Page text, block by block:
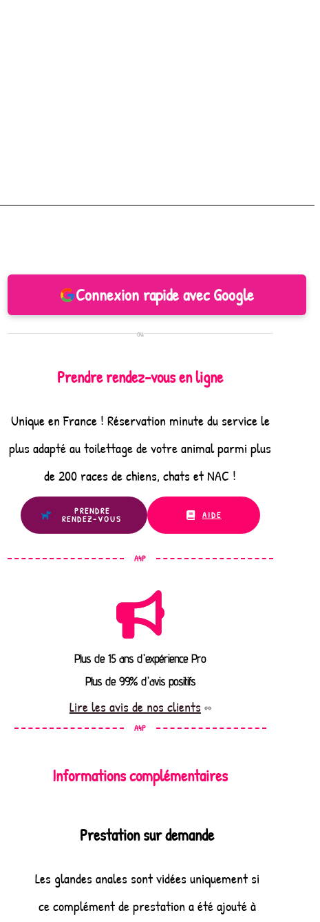
Connexion rapide avec Google
ou
Prendre rendez-vous en ligne
Unique en France ! Réservation minute du service le
plus adapté au toilettage de votre animal parmi plus
de 200 races de chiens, chats et NAC !
PRENDRE
RENDEZ-VOUS AIDE
A4P
Plus de 15 ans d'expérience Pro
Plus de 99% d'avis positifs
Lire les avis de nos clients
A4P
Informations complémentaires
Prestation sur demande
Les glandes anales sont vidées uniquement si
ce complément de prestation a été ajouté à